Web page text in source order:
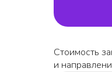
Стоимость
и